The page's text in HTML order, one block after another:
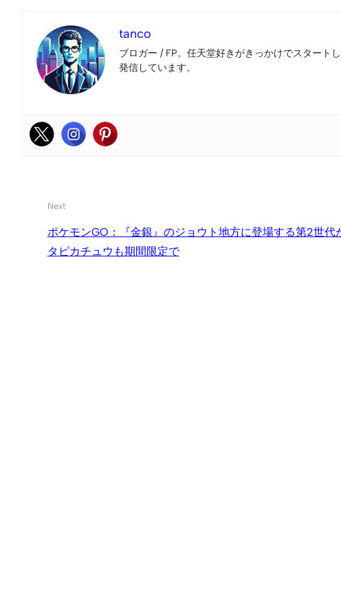
tanco
ブロガー / FP。任天堂好きがきっかけでスタート
発信しています。
Next
ポケモンGO：『金銀』のジョウト地方に登場する第2世代
タピカチュウも期間限定で